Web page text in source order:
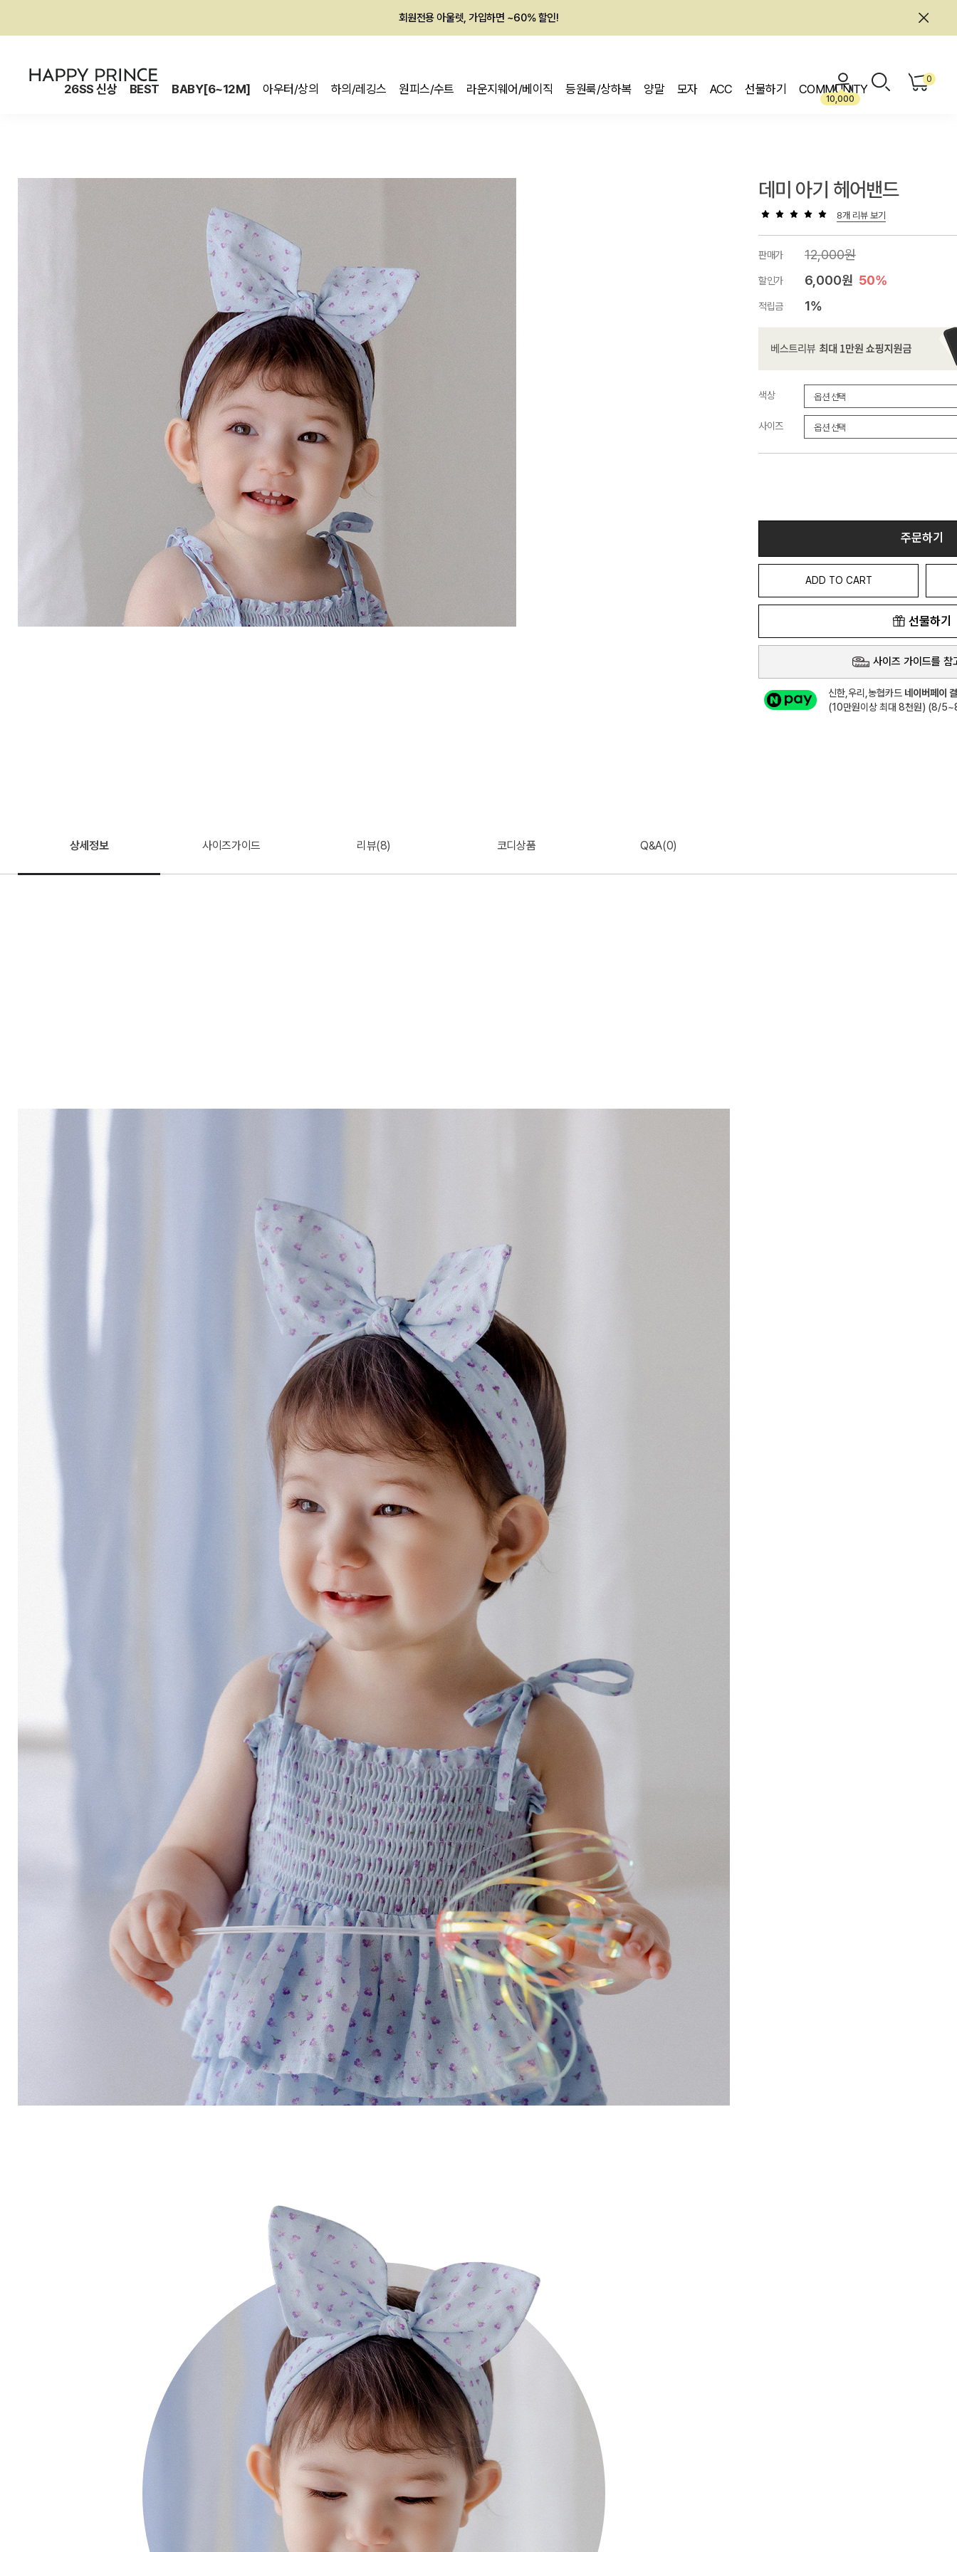
회원전용 아울렛, 가입하면 ~60% 할인!
26SS 신상 BEST BABY[6~12M] 아우터/상의 하의/레깅스 원피스/수트 라운지웨어/베이직 등원룩/상하복 양말 모자 ACC 선물하기 COMMUNITY
10,000
0
데미 아기 헤어밴드
8개 리뷰 보기
판매가 12,000원
할인가 6,000원 50%
적립금 1%
색상
사이즈
주문하기
ADD TO CART
선물하기
사이즈 가이드를 참
신한,우리,농협카드 네이버페이
(10만원이상 최대 8천원) (8/
상세정보 사이즈가이드 리뷰(8) 코디상품 Q&A(0)